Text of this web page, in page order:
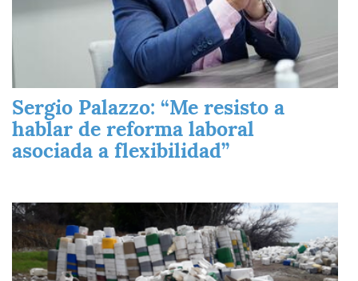
Sergio Palazzo: “Me resisto a
hablar de reforma laboral
asociada a flexibilidad”
Imagen